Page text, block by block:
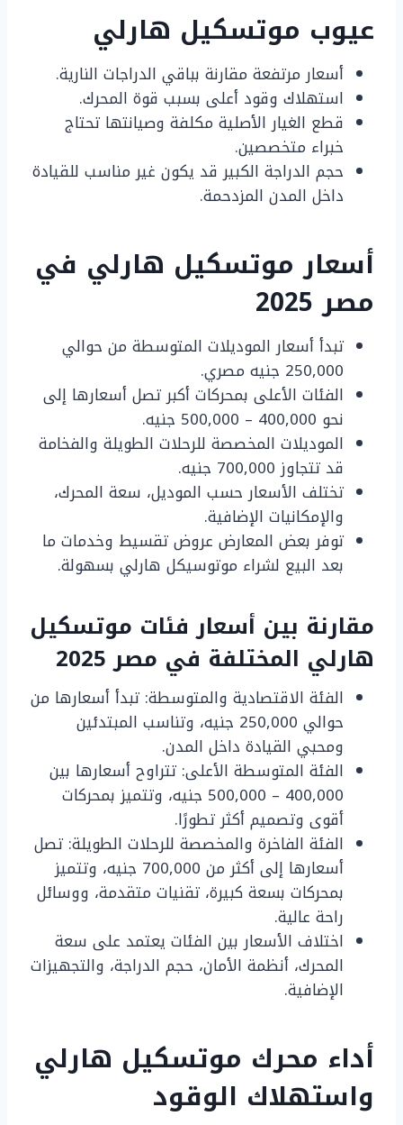
عيوب موتسكيل هارلي
أسعار مرتفعة مقارنة بباقي الدراجات النارية.
استهلاك وقود أعلى بسبب قوة المحرك.
قطع الغيار الأصلية مكلفة وصيانتها تحتاج
خبراء متخصصين.
حجم الدراجة الكبير قد يكون غير مناسب للقيادة
داخل المدن المزدحمة.
أسعار موتسكيل هارلي في
مصر 2025
تبدأ أسعار الموديلات المتوسطة من حوالي
250,000 جنيه مصري.
الفئات الأعلى بمحركات أكبر تصل أسعارها إلى
نحو 400,000 – 500,000 جنيه.
الموديلات المخصصة للرحلات الطويلة والفخامة
قد تتجاوز 700,000 جنيه.
تختلف الأسعار حسب الموديل، سعة المحرك،
والإمكانيات الإضافية.
توفر بعض المعارض عروض تقسيط وخدمات ما
بعد البيع لشراء موتوسيكل هارلي بسهولة.
مقارنة بين أسعار فئات موتسكيل
هارلي المختلفة في مصر 2025
الفئة الاقتصادية والمتوسطة: تبدأ أسعارها من
حوالي 250,000 جنيه، وتناسب المبتدئين
ومحبي القيادة داخل المدن.
الفئة المتوسطة الأعلى: تتراوح أسعارها بين
400,000 – 500,000 جنيه، وتتميز بمحركات
أقوى وتصميم أكثر تطورًا.
الفئة الفاخرة والمخصصة للرحلات الطويلة: تصل
أسعارها إلى أكثر من 700,000 جنيه، وتتميز
بمحركات بسعة كبيرة، تقنيات متقدمة، ووسائل
راحة عالية.
اختلاف الأسعار بين الفئات يعتمد على سعة
المحرك، أنظمة الأمان، حجم الدراجة، والتجهيزات
الإضافية.
أداء محرك موتسكيل هارلي
واستهلاك الوقود